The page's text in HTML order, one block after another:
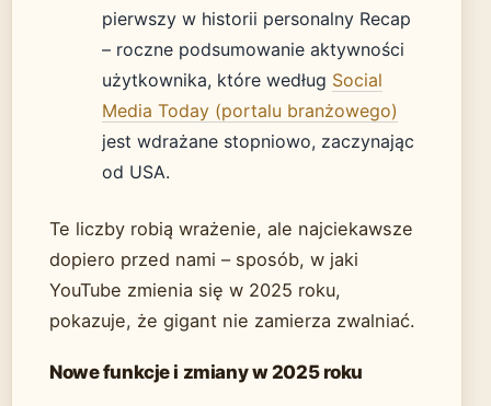
pierwszy w historii personalny Recap
– roczne podsumowanie aktywności
użytkownika, które według Social
Media Today (portalu branżowego)
jest wdrażane stopniowo, zaczynając
od USA.
Te liczby robią wrażenie, ale najciekawsze
dopiero przed nami – sposób, w jaki
YouTube zmienia się w 2025 roku,
pokazuje, że gigant nie zamierza zwalniać.
Nowe funkcje i zmiany w 2025 roku